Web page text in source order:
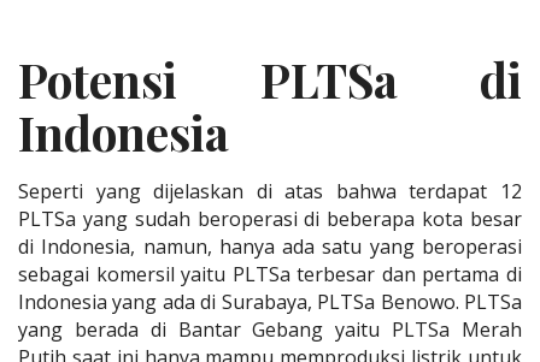
Potensi PLTSa di
Indonesia
Seperti yang dijelaskan di atas bahwa terdapat 12
PLTSa yang sudah beroperasi di beberapa kota besar
di Indonesia, namun, hanya ada satu yang beroperasi
sebagai komersil yaitu PLTSa terbesar dan pertama di
Indonesia yang ada di Surabaya, PLTSa Benowo. PLTSa
yang berada di Bantar Gebang yaitu PLTSa Merah